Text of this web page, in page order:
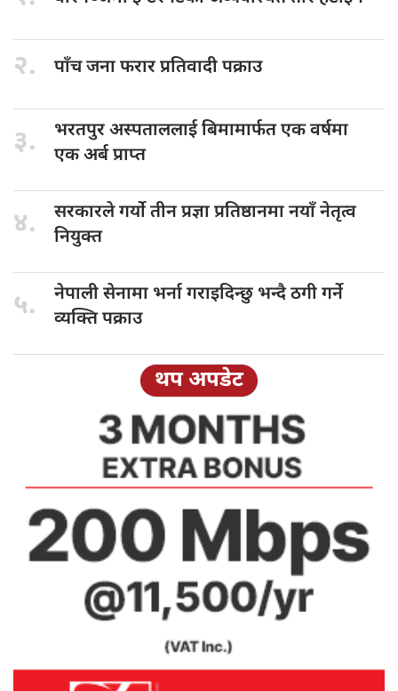
२. पाँच जनाफरार प्रतिवादी पक्राउ
३. भरतपुर अस्पताललाईबिमामार्फत एक वर्षमा
एक अर्ब प्राप्त
४. सरकारले गर्योतीन प्रज्ञा प्रतिष्ठानमा नयाँ नेतृत्व
नियुक्त
५. नेपाली सेनामा भर्ना गराइदिन्छु भन्दै ठगी गर्ने
व्यक्ति पक्राउ
थप अपडेट